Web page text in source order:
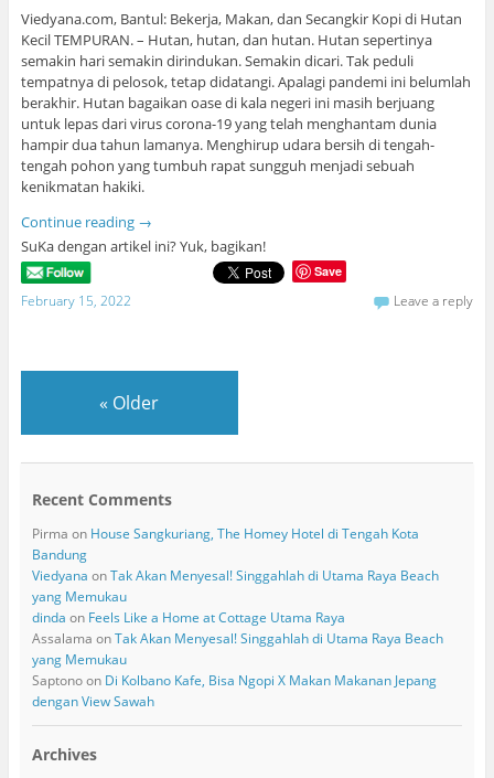
Viedyana.com, Bantul: Bekerja, Makan, dan Secangkir Kopi di Hutan
Kecil TEMPURAN. – Hutan, hutan, dan hutan. Hutan sepertinya
semakin hari semakin dirindukan. Semakin dicari. Tak peduli
tempatnya di pelosok, tetap didatangi. Apalagi pandemi ini belumlah
berakhir. Hutan bagaikan oase di kala negeri ini masih berjuang
untuk lepas dari virus corona-19 yang telah menghantam dunia
hampir dua tahun lamanya. Menghirup udara bersih di tengah-
tengah pohon yang tumbuh rapat sungguh menjadi sebuah
kenikmatan hakiki.
Continue reading →
SuKa dengan artikel ini? Yuk, bagikan!
Save
February 15, 2022 Leave a reply
« Older
Recent Comments
Pirma on House Sangkuriang, The Homey Hotel di Tengah Kota
Bandung
Viedyana onTak Akan Menyesal! Singgahlah di Utama Raya Beach
yang Memukau
dinda on Feels Like a Home at Cottage Utama Raya
Assalama onTak Akan Menyesal! Singgahlah di Utama Raya Beach
yang Memukau
Saptonoon Di Kolbano Kafe, Bisa Ngopi X Makan Makanan Jepang
dengan View Sawah
Archives